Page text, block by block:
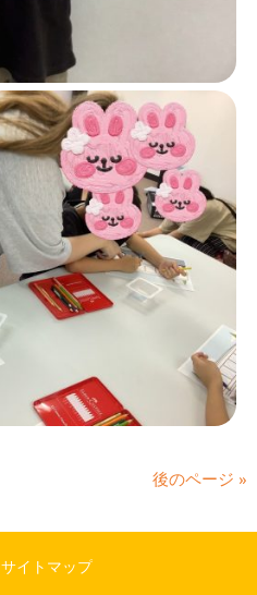
後のページ »
サイトマップ